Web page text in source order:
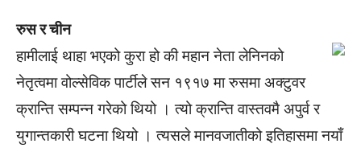
रुस र चीन
हामीलाई थाहा भएको कुरा हो की महान नेता लेनिनको
नेतृत्वमा वोल्सेविक पार्टीले सन १९१७ मा रुसमा अक्टुवर
क्रान्ति सम्पन्न गरेको थियो । त्यो क्रान्ति वास्तवमै अपुर्व र
युगान्तकारी घटना थियो । त्यसले मानवजातीको इतिहासमा नयाँ